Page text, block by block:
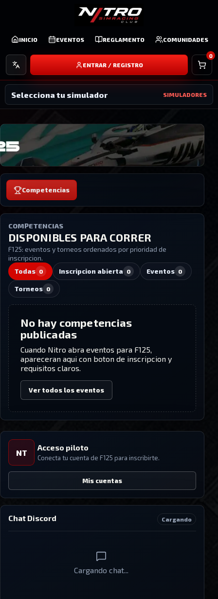
INICIO EVENTOS REGLAMENTO COMUNIDADES
Idioma
ENTRAR / REGISTRO
0
Selecciona tu simulador SIMULADORES
Competencias
COMPETENCIAS
DISPONIBLES PARA CORRER
F125: eventos y torneos ordenados por prioridad de
inscripcion.
Todas 0 Inscripcion abierta 0 Eventos 0
Torneos 0
No hay competencias
publicadas
Cuando Nitro abra eventos para F125,
apareceran aqui con boton de inscripcion y
requisitos claros.
Ver todos los eventos
NT
Acceso piloto
Conecta tu cuenta de F125 para inscribirte.
Mis cuentas
Chat Discord Cargando
Cargando chat...